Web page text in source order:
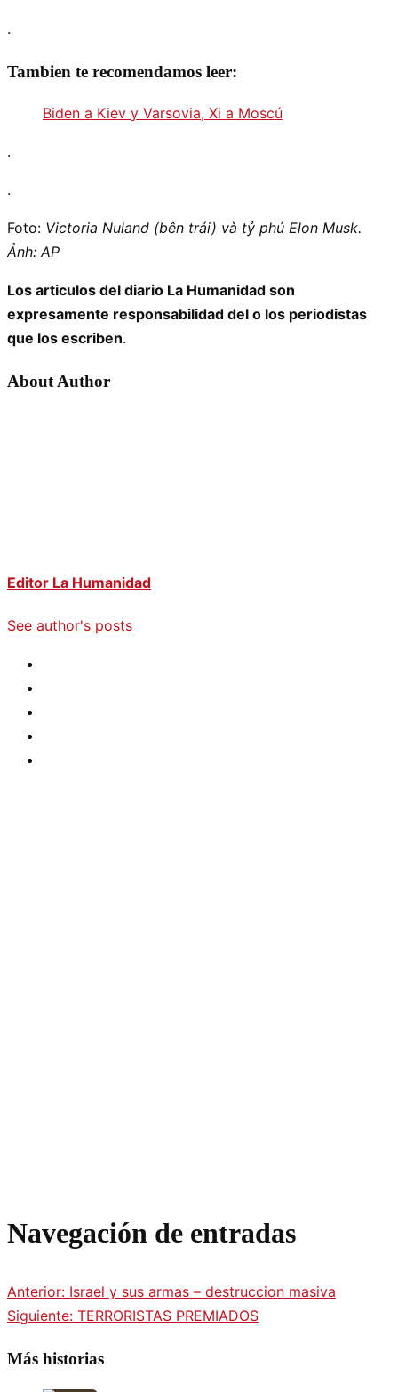
.
Tambien te recomendamos leer:
Biden a Kiev y Varsovia, Xi a Moscú
.
.
Foto: Victoria Nuland (bên trái) và tỷ phú Elon Musk.
Ảnh: AP
Los articulos del diario La Humanidad son
expresamente responsabilidad del o los periodistas
que los escriben.
About Author
Editor La Humanidad
See author's posts
Navegación de entradas
Anterior: Israel y sus armas – destruccion masiva
Siguiente: TERRORISTAS PREMIADOS
Más historias